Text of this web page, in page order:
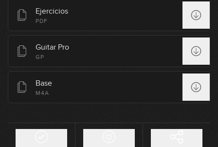
Ejercicios
PDF
Guitar Pro
GP
Base
M4A
1
Arpegios Maj7: posiciones del
Arpegios 7: posiciones del